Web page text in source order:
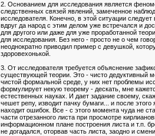
2. Основанием для исследования является
следственных связей явлений, замеченное
исследователя. Конечно, в этой ситуации
вдруг да народ с этим делом уже встречался и
для другого или даже для уже проработанной
для исследования. Без него - просто не о чем
неоднократно приводил пример с девушкой,
здоровехонькой.
3. От исследователя требуется объяснение
существующей теории. Это - чисто дедуктивный
чистой формальной среде, у них нет проблемы
формулирует некую теорему - дескать, мне
естественных науках. И дает задание своему,
чешет репу, изводит пачку бумаги... и после
находит ошибок. Все - с этого момента чуда не
части отрезанного листа при просмотре
информационном плане построения листа и т.п.
не догадался, оторвав часть листа, заодно и